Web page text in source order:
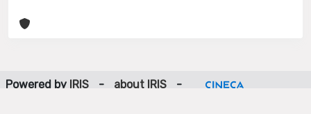
Powered by IRIS - about IRIS
-